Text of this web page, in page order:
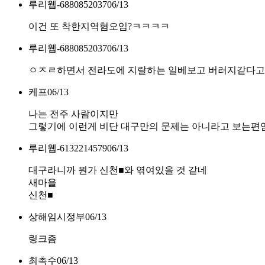
루리웹-688085203706/13
이건 또 착한지역혐오임?ㅋㅋㅋㅋ
루리웹-688085203706/13
ㅇㅈㄹ하면서 전라도에 지랄하는 일베보고 버러지같다
케프06/13
나는 전주 사람이지만
그렇기에 이런게 비단 대구만의 문제는 아니라고 보는편
루리웹-613221457906/13
대구라니까 뭔가 신천■와 엮여있을 것 같네
새마을
신천■
상해임시정부06/13
링크좀
최촉수06/13